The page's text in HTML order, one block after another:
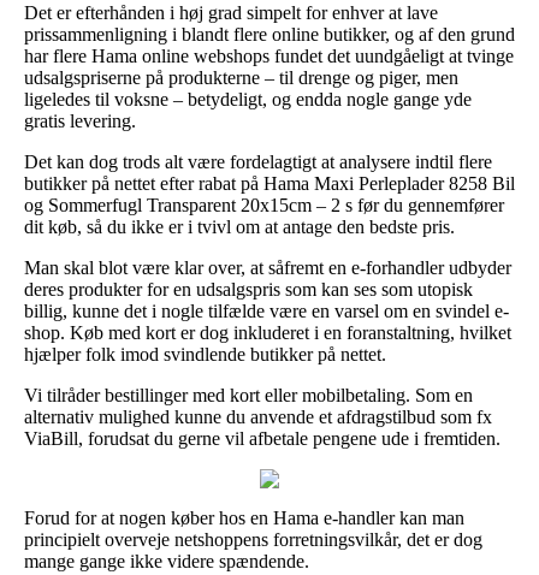
Det er efterhånden i høj grad simpelt for enhver at lave
prissammenligning i blandt flere online butikker, og af den grund
har flere Hama online webshops fundet det uundgåeligt at tvinge
udsalgspriserne på produkterne – til drenge og piger, men
ligeledes til voksne – betydeligt, og endda nogle gange yde
gratis levering.
Det kan dog trods alt være fordelagtigt at analysere indtil flere
butikker på nettet efter rabat på Hama Maxi Perleplader 8258 Bil
og Sommerfugl Transparent 20x15cm – 2 s før du gennemfører
dit køb, så du ikke er i tvivl om at antage den bedste pris.
Man skal blot være klar over, at såfremt en e-forhandler udbyder
deres produkter for en udsalgspris som kan ses som utopisk
billig, kunne det i nogle tilfælde være en varsel om en svindel e-
shop. Køb med kort er dog inkluderet i en foranstaltning, hvilket
hjælper folk imod svindlende butikker på nettet.
Vi tilråder bestillinger med kort eller mobilbetaling. Som en
alternativ mulighed kunne du anvende et afdragstilbud som fx
ViaBill, forudsat du gerne vil afbetale pengene ude i fremtiden.
Forud for at nogen køber hos en Hama e-handler kan man
principielt overveje netshoppens forretningsvilkår, det er dog
mange gange ikke videre spændende.